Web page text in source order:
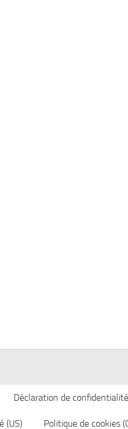
Déclaration de
(US) Politique de cookies